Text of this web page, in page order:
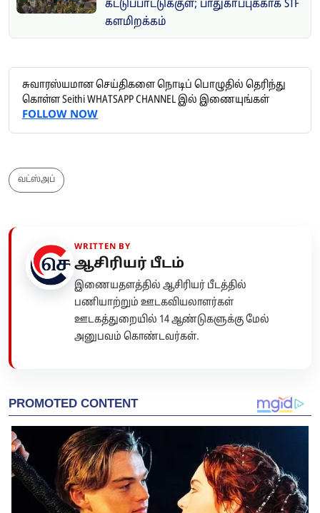
கட்டுப்பாட்டுக்குள்; பாதுகாப்புக்காக STF
களமிறக்கம்
சுவாரஸ்யமான செய்திகளை நொடிப் பொழுதில் தெரிந்து
கொள்ள Seithi WHATSAPP CHANNEL இல் இணையுங்கள்
FOLLOW NOW
வட்ஸ்அப்
WRITTEN BY
ஆசிரியர் பீடம்
இணையதளத்தில் ஆசிரியர் பீடத்தில்
பணியாற்றும் ஊடகவியலாளர்கள்
ஊடகத்துறையில் 14 ஆண்டுகளுக்கு மேல்
அனுபவம் கொண்டவர்கள்.